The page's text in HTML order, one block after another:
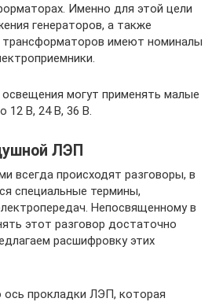
Именно для этой цели
генераторов, а также
имеют номиналы
могут применять малые
12 В, 24 В, 36 В.
ЛЭП
всегда происходят разговоры, в
специальные термины,
Непосвященному в
этот разговор достаточно
расшифровку этих
ось прокладки ЛЭП, которая